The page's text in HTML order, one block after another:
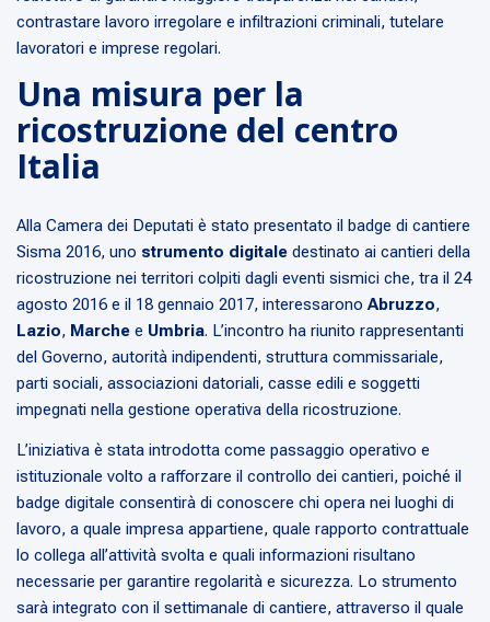
contrastare lavoro irregolare e infiltrazioni criminali, tutelare
lavoratori e imprese regolari.
Una misura per la
ricostruzione del centro
Italia
Alla Camera dei Deputati è stato presentato il badge di cantiere
Sisma 2016, uno strumento digitale destinato ai cantieri della
ricostruzione nei territori colpiti dagli eventi sismici che, tra il 24
agosto 2016 e il 18 gennaio 2017, interessarono Abruzzo,
Lazio, Marche e Umbria. L’incontro ha riunito rappresentanti
del Governo, autorità indipendenti, struttura commissariale,
parti sociali, associazioni datoriali, casse edili e soggetti
impegnati nella gestione operativa della ricostruzione.
L’iniziativa è stata introdotta come passaggio operativo e
istituzionale volto a rafforzare il controllo dei cantieri, poiché il
badge digitale consentirà di conoscere chi opera nei luoghi di
lavoro, a quale impresa appartiene, quale rapporto contrattuale
lo collega all’attività svolta e quali informazioni risultano
necessarie per garantire regolarità e sicurezza. Lo strumento
sarà integrato con il settimanale di cantiere, attraverso il quale